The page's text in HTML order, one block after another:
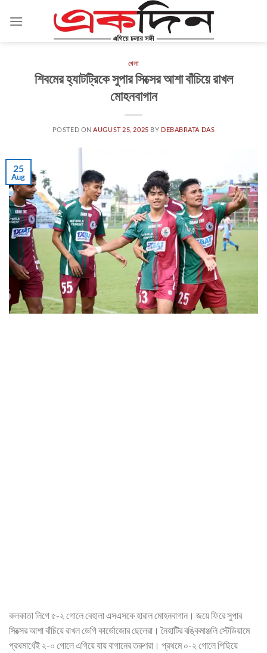
খেলা
শিবমের হ্যাটট্রিকে সুপার সিক্সের আশা বাঁচিয়ে রাখল
মোহনবাগান
POSTED ON AUGUST 25, 2025 BY DEBABRATA DAS
25
Aug
কলকাতা লিগে ৫-২ গোলে বেহালা এসএসকে হারাল মোহনবাগান। জয়ে ফিরে সুপার
সিক্সের আশা বাঁচিয়ে রাখল ডেগি কার্ডোজোর ছেলেরা। নৈহাটির বঙ্কিমাঞ্জলি স্টেডিয়ামে
প্রথমার্ধেই ২-০ গোলে এগিয়ে যায় বাগানের তরুণরা। প্রথমে ০-২ গোলে পিছিয়ে